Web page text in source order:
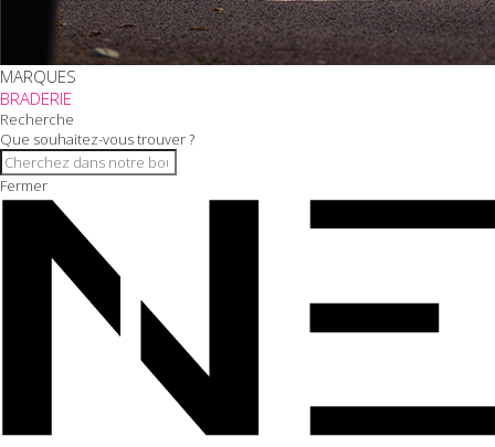
MARQUES
BRADERIE
Recherche
Que souhaitez-vous trouver ?
Fermer